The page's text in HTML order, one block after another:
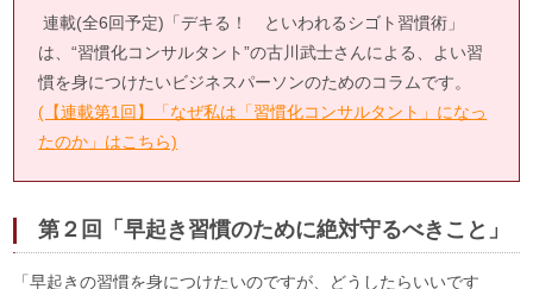
連載(全6回予定)「デキる！ といわれるシゴト習慣術」
は、“習慣化コンサルタント”の古川武士さんによる、よい習
慣を身につけたいビジネスパーソンのためのコラムです。
(【連載第1回】「なぜ私は「習慣化コンサルタント」になっ
たのか」はこちら)
第２回「早起き習慣のために絶対守るべきこと」
「早起きの習慣を身につけたいのですが、どうしたらいいです